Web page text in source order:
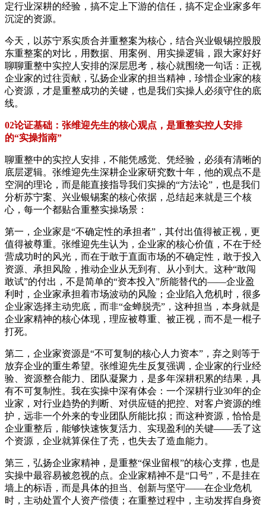
定行业深耕的经验，搞不定上下游的信任，搞不定企业家多年
沉淀的资源。
今天，以苏宁系实质合并重整案为核心，结合兴业银锡控股股
东重整案的对比，用数据、用案例、用实操逻辑，跟大家好好
聊聊重整中实控人安排的深层思考，核心就围绕一句话：正视
企业家的过往贡献，弘扬企业家的担当精神，珍惜企业家的核
心资源，才是重整成功的关键，也是我们实操人必须守住的底
线。
02论证基础：张维迎先生的核心观点，是重整实控人安排
的“实操指南”
聊重整中的实控人安排，不能凭感觉、凭经验，必须有清晰的
底层逻辑。张维迎先生深耕企业家研究数十年，他的观点不是
空洞的理论，而是能直接指导我们实操的“方法论”，也是我们
分析苏宁案、兴业银锡案的核心依据，总结起来就是三个核
心，每一个都贴合重整实操场景：
第一，企业家是“不确定性的承担者”，其付出值得被正视，更
值得被尊重。张维迎先生认为，企业家的核心价值，不在于经
营成功时的风光，而在于敢于直面市场的不确定性，敢于投入
资源、承担风险，推动企业从无到有、从小到大。这种“敢闯
敢试”的付出，不是简单的“资本投入”所能替代的——企业盈
利时，企业家承担着市场波动的风险；企业陷入危机时，很多
企业家选择主动兜底，而非“金蝉脱壳”，这种担当，本身就是
企业家精神的核心体现，理应被尊重、被正视，而不是一棍子
打死。
第二，企业家资源是“不可复制的核心人力资本”，弃之则等于
放弃企业的重生希望。张维迎先生反复强调，企业家的行业经
验、资源整合能力、团队凝聚力，是多年深耕积累的结果，具
有不可复制性。我在实操中深有体会：一个深耕行业30年的企
业家，对行业趋势的判断、对供应链的把控、对客户资源的维
护，远非一个外来的专业团队所能比拟；而这种资源，恰恰是
企业重整后，能够快速恢复活力、实现盈利的关键——丢了这
个资源，企业就算保住了壳，也失去了造血能力。
第三，弘扬企业家精神，是重整“保业留根”的核心支撑，也是
实操中最容易被忽视的点。企业家精神不是“口号”，不是挂在
墙上的标语，而是具体的担当、创新与坚守——在企业危机
时，主动处置个人资产偿债；在重整过程中，主动发挥自身资